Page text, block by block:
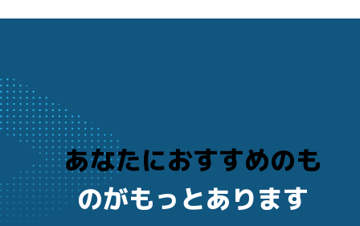
あなたにおすすめのも
のがもっとあります